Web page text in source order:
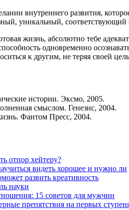
внутреннего развития,
уникальный,
жизнь, абсолютно тебе
одновременно
к другим, не теряя своей
истории. Эксмо, 2005.
смыслом. Генезис, 2004.
Фантом Пресс, 2004.
отпор хейтеру?
видеть хорошее и нужно ли
развить креативность
науки
15 советов для мужчин
препятствия на первых